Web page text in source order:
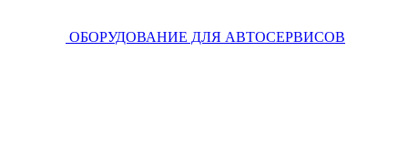
ОБОРУДОВАНИЕ ДЛЯ АВТОСЕРВИСОВ